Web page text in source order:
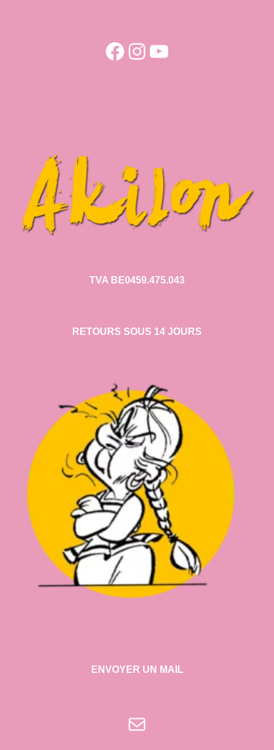
Facebook
Instagram
YouTube
TVA BE0459.475.043
RETOURS SOUS 14 JOURS
ENVOYER UN MAIL
E-mail